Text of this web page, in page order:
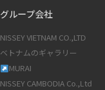
グループ会社
NISSEY VIETNAM CO.,LTD
ベトナムのギャラリー
MURAI
NISSEY CAMBODIA Co.,Ltd